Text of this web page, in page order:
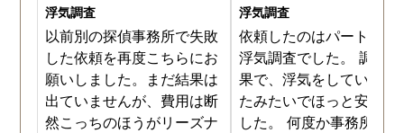
浮気調査
以前別の探偵事務所で失敗
した依頼を再度こちらにお
願いしました。まだ結果は
出ていませんが、費用は断
然こっちのほうがリーズナ
浮気調査
依頼したのはパートナー
浮気調査でした。 調査
果で、浮気をしていなか
たみたいでほっと安心し
した。 何度か事務所に